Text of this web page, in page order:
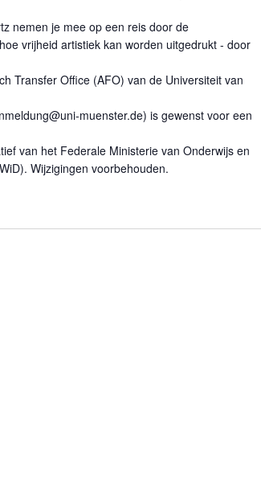
nemen je mee op een reis door de
vrijheid artistiek kan worden uitgedrukt - door
Transfer Office (AFO) van de Universiteit van
muenster.de) is gewenst voor een
van het Federale Ministerie van Onderwijs en
Wijzigingen voorbehouden.